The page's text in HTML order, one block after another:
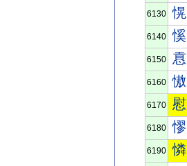
6130 愰
6140 慀
6150 慐
6160 慠
6170 慰
6180 憀
6190 憐